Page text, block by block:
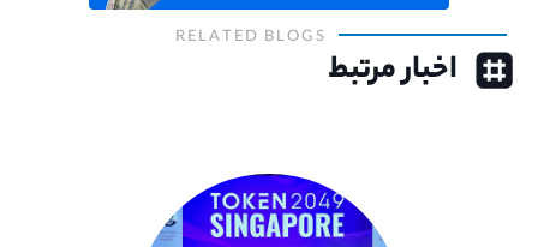
RELATED BLOGS
اخبار مرتبط